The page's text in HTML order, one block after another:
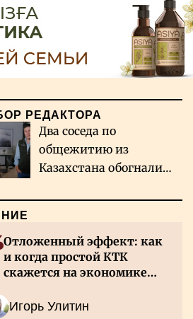
РЕДАКТОРА
Два соседа по
общежитию из
Казахстана обогнали
Отложенный эффект: как
и когда простой КТК
скажется на экономике
Игорь Улитин